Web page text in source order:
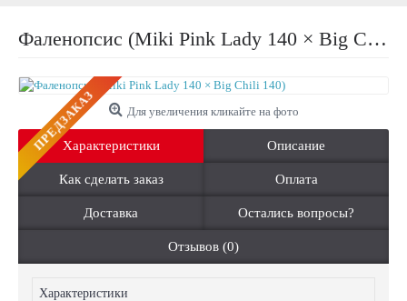
Фаленопсис (Miki Pink Lady 140 × Big Chili 140)
ПРЕДЗАКАЗ Для увеличения кликайте на фото
Характеристики Описание
Как сделать заказ Оплата
Доставка Остались вопросы?
Отзывов (0)
Характеристики